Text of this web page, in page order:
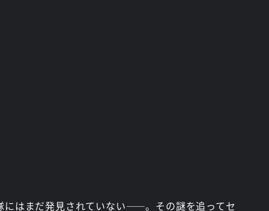
はまだ発見されていない――。その謎を追ってセ